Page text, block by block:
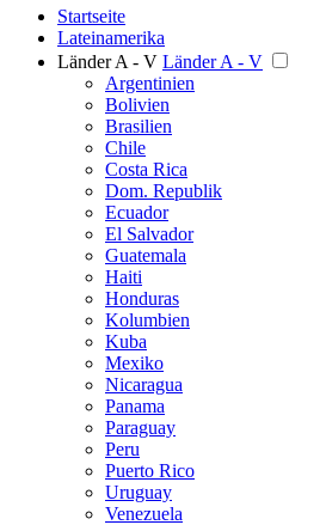
Startseite
Lateinamerika
Länder A - V Länder A - V
Argentinien
Bolivien
Brasilien
Chile
Costa Rica
Dom. Republik
Ecuador
El Salvador
Guatemala
Haiti
Honduras
Kolumbien
Kuba
Mexiko
Nicaragua
Panama
Paraguay
Peru
Puerto Rico
Uruguay
Venezuela